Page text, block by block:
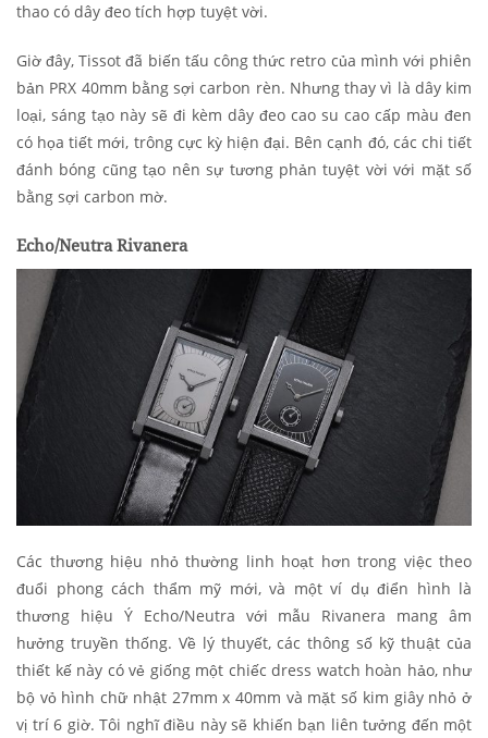
thao có dây đeo tích hợp tuyệt vời.
Giờ đây, Tissot đã biến tấu công thức retro của mình với phiên
bản PRX 40mm bằng sợi carbon rèn. Nhưng thay vì là dây kim
loại, sáng tạo này sẽ đi kèm dây đeo cao su cao cấp màu đen
có họa tiết mới, trông cực kỳ hiện đại. Bên cạnh đó, các chi tiết
đánh bóng cũng tạo nên sự tương phản tuyệt vời với mặt số
bằng sợi carbon mờ.
Echo/Neutra Rivanera
Các thương hiệu nhỏ thường linh hoạt hơn trong việc theo
đuổi phong cách thẩm mỹ mới, và một ví dụ điển hình là
thương hiệu Ý Echo/Neutra với mẫu Rivanera mang âm
hưởng truyền thống. Về lý thuyết, các thông số kỹ thuật của
thiết kế này có vẻ giống một chiếc dress watch hoàn hảo, như
bộ vỏ hình chữ nhật 27mm x 40mm và mặt số kim giây nhỏ ở
vị trí 6 giờ. Tôi nghĩ điều này sẽ khiến bạn liên tưởng đến một